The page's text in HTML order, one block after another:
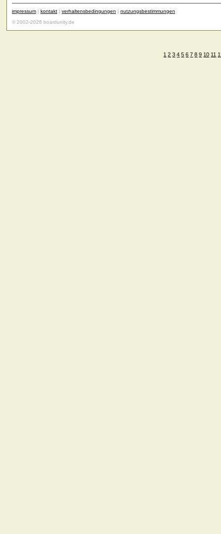
impressum | kontakt | verhaltensbedingungen | nutzungsbestimmungen
© 2002-2026 boardunity.de
1 2 3 4 5 6 7 8 9 10 11